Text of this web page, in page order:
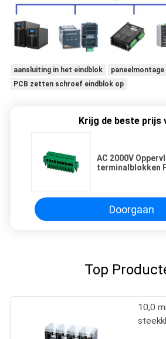
aansluiting in het eindblok
PCB zetten schroef eindblok op
Krijg de beste prijs
AC 2000V
terminalblokken
Doorgaan
Top
10,0